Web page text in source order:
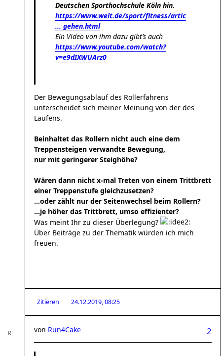
Deutschen Sporthochschule Köln hin.
https://www.welt.de/sport/fitness/artic
... gehen.html
Ein Video von ihm dazu gibt’s auch
https://www.youtube.com/watch?
v=e9dIXWUArz0
Der Bewegungsablauf des Rollerfahrens
unterscheidet sich meiner Meinung von der des
Laufens.
Beinhaltet das Rollern nicht auch eine dem
Treppensteigen verwandte Bewegung,
nur mit geringerer Steighöhe?
Wären dann nicht x-mal Treten von einem Trittbrett
einer Treppenstufe gleichzusetzen?
...oder zählt nur der Seitenwechsel beim Rollern?
...je höher das Trittbrett, umso effizienter?
Was meint Ihr zu dieser Überlegung?
Über Beiträge zu der Thematik würden ich mich
freuen.
Zitieren 24.12.2019, 08:25
2
von Run4Cake